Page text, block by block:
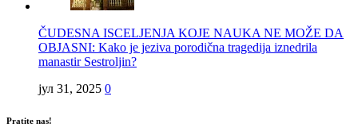
ČUDESNA ISCELJENJA KOJE NAUKA NE MOŽE DA
OBJASNI: Kako je jeziva porodična tragedija iznedrila
manastir Sestroljin?
јул 31, 2025 0
Pratite nas!